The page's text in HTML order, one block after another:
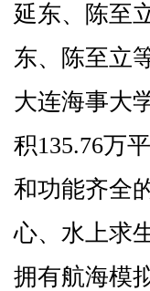
延东、陈至
东、陈至立
大连海事大
积135.76万
和功能齐全
心、水上求
拥有航海模